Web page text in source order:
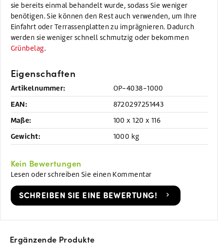
sie bereits einmal behandelt wurde, sodass Sie weniger
benötigen. Sie können den Rest auch verwenden, um Ihre
Einfahrt oder Terrassenplatten zu imprägnieren. Dadurch
werden sie weniger schnell schmutzig oder bekommen
Grünbelag.
Eigenschaften
Artikelnummer: OP-4038-1000
EAN: 8720297251443
Maße: 100 x 120 x 116
Gewicht: 1000 kg
Kein Bewertungen
Lesen oder schreiben Sie einen Kommentar
SCHREIBEN SIE EINE BEWERTUNG!
Ergänzende Produkte